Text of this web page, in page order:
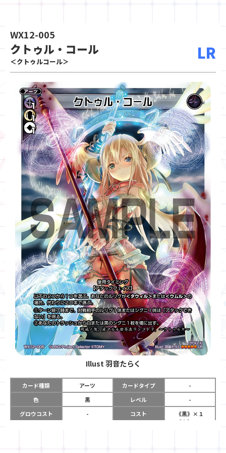
WX12-005
クトゥル・コール
＜クトゥルコール＞ LR
Illust羽音たらく
カード種類 アーツ カードタイプ
-
色
黒 レベル
-
グロウコスト
- コスト
《黒》×１
《白》×１